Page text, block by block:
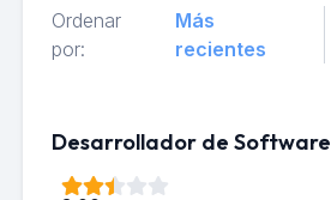
Ordenar
por:
Más
recientes
Desarrollador de Software